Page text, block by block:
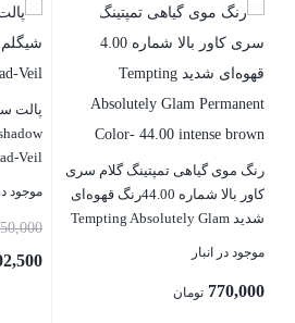
رنگ موی گیاهی تمپتینگ گلام سری
کاور بالا شماره 44.00رنگ قهوه‌ای
شدید Tempting Absolutely Glam
Permanent Color- 44.00 intense
موجود در انبار
770,000 تومان
پالت
Veil
موجود